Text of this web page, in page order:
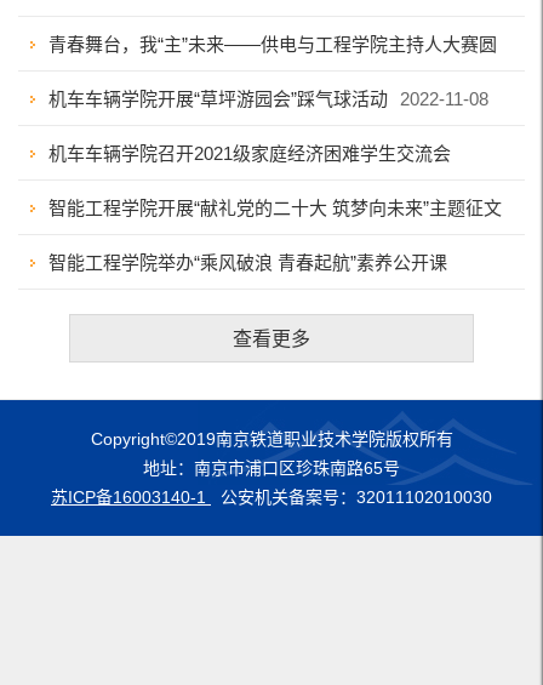
青春舞台，我“主”未来——供电与工程学院主持人大赛圆
满结束 2022-11-08
机车车辆学院开展“草坪游园会”踩气球活动 2022-11-08
机车车辆学院召开2021级家庭经济困难学生交流会
2022-11-08
智能工程学院开展“献礼党的二十大 筑梦向未来”主题征文
活动 2022-11-08
智能工程学院举办“乘风破浪 青春起航”素养公开课
2022-11-08
查看更多
Copyright©2019南京铁道职业技术学院版权所有
地址：南京市浦口区珍珠南路65号
苏ICP备16003140-1
公安机关备案号：32011102010030